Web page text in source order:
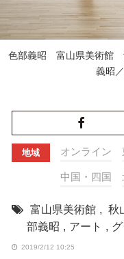
色部義昭 富山県美術館
義昭
地域 オンライン
中国・四国
富山県美術館 , 秋
部義昭 , アート ,
2019/2/12 10:25